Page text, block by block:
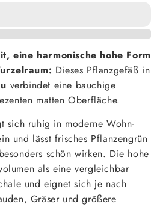
eine harmonische hohe Form
Dieses Pflanzgefäß in
verbindet eine bauchige
matten Oberfläche.
sich ruhig in moderne Wohn-
und lässt frisches Pflanzengrün
schön wirken. Die hohe
als eine vergleichbar
und eignet sich je nach
Gräser und größere